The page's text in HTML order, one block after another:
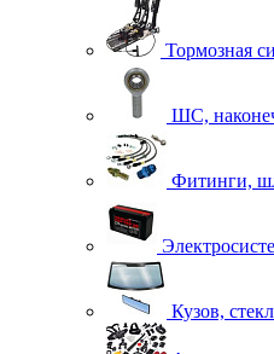
Тормозная
ШС,
Фитинги,
Кузов,